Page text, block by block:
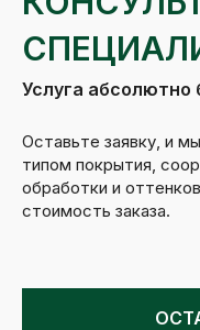
Оставьте заявку, и
типом покрытия,
обработки и
стоимость заказа.
Услуга абсолютно